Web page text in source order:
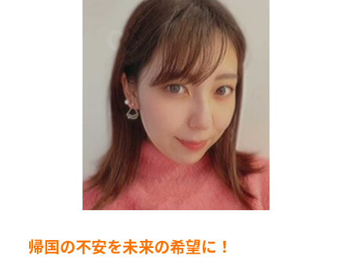
帰国の不安を未来の希望に！